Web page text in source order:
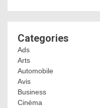
Categories
Ads
Arts
Automobile
Avis
Business
Cinéma